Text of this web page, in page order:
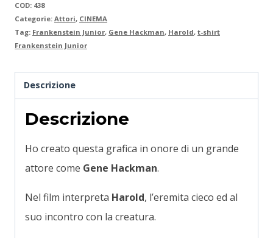
COD: 438
Categorie: Attori, CINEMA
Tag: Frankenstein Junior, Gene Hackman, Harold, t-shirt
Frankenstein Junior
Descrizione
Descrizione
Ho creato questa grafica in onore di un grande
attore come Gene Hackman.
Nel film interpreta Harold, l’eremita cieco ed al
suo incontro con la creatura.